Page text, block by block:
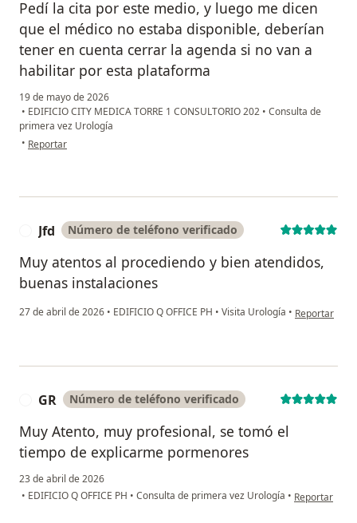
Pedí la cita por este medio, y luego me dicen
que el médico no estaba disponible, deberían
tener en cuenta cerrar la agenda si no van a
habilitar por esta plataforma
19 de mayo de 2026
• EDIFICIO CITY MEDICA TORRE 1 CONSULTORIO 202 • Consulta de
primera vez Urología
• en opinión del usuario Sigifredo Castañeda
Reportar
Jfd Número de teléfono verificado
Muy atentos al procediendo y bien atendidos,
buenas instalaciones
27 de abril de 2026 • EDIFICIO Q OFFICE PH • Visita Urología • en opinión
Reportar
GR Número de teléfono verificado
Muy Atento, muy profesional, se tomó el
tiempo de explicarme pormenores
23 de abril de 2026
• EDIFICIO Q OFFICE PH • Consulta de primera vez Urología • en opinión
Reportar